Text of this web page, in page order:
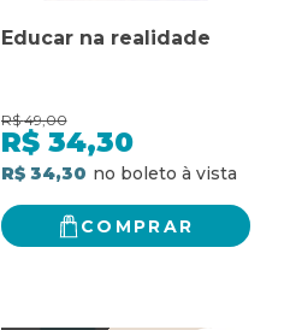
Educar na realidade
R$ 49,00
R$ 34,30
R$ 34,30
COMPRAR